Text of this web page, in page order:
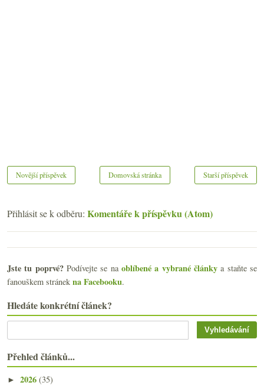
Novější příspěvek Starší příspěvek
Domovská stránka
Přihlásit se k odběru: Komentáře k příspěvku (Atom)
Jste tu poprvé?Podívejte se naoblíbené a vybrané články a staňte se
fanouškem stránek na Facebooku.
Hledáte konkrétní článek?
Přehled článků...
► 2026 (35)